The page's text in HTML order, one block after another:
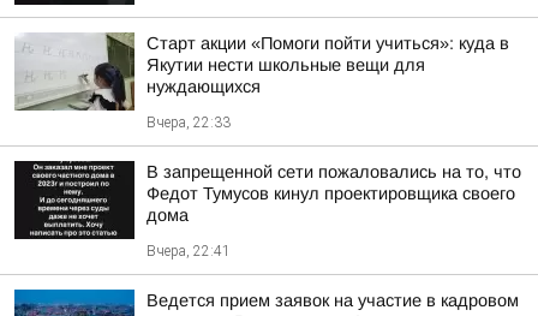
Старт акции «Помоги пойти учиться»: куда в
Якутии нести школьные вещи для
нуждающихся
Вчера, 22:33
В запрещенной сети пожаловались на то, что
Федот Тумусов кинул проектировщика своего
дома
Вчера, 22:41
Ведется прием заявок на участие в кадровом